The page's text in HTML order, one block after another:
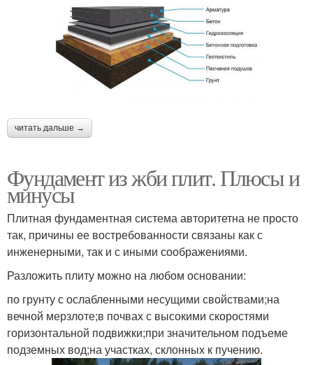
читать дальше →
Фундамент из жби плит. Плюсы и
минусы
Плитная фундаментная система авторитетна не просто
так, причины ее востребованности связаны как с
инженерными, так и с иными соображениями.
Разложить плиту можно на любом основании:
по грунту с ослабленными несущими свойствами;на
вечной мерзлоте;в почвах с высокими скоростями
горизонтальной подвижки;при значительном подъеме
подземных вод;на участках, склонных к пучению.